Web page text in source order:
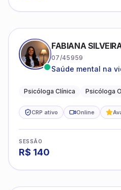
FABIANA
07/45959
Saúde mental na
Psicóloga Clínica Psicóloga
CRP ativo Online
SESSÃO
R$ 140